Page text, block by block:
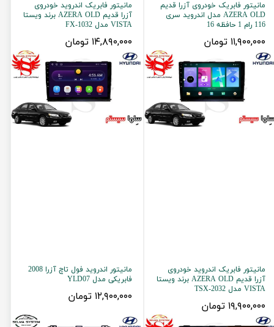
مانیتور فابریک خودروی آزرا قدیم
AZERA OLD مدل اندروید سری
116 رام 1 حافظه 16
۱۱,۹۰۰,۰۰۰ تومان
مانیتور فابریک اندروید خودروی
آزرا قدیم AZERA OLD برند ویستا
VISTA مدل FX-1032
۱۴,۸۹۰,۰۰۰ تومان
مانیتور فابریک اندروید خودروی
آزرا قدیم AZERA OLD برند ویستا
VISTA مدل TSX-2032
۱۹,۹۰۰,۰۰۰ تومان
مانیتور اندروید فول تاچ آزرا 2008
فابریکی مدل YLD07
۱۲,۹۰۰,۰۰۰ تومان